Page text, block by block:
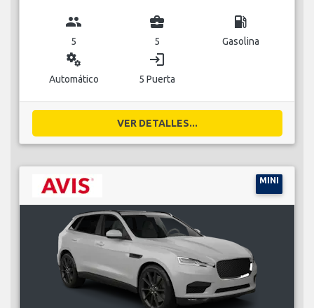
group
5
business_center
5
local_gas_station
Gasolina
miscellaneous_services
Automático
login
5 Puerta
VER DETALLES...
MINI